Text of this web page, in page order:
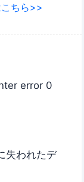
ちら>>
error 0
失われたデ